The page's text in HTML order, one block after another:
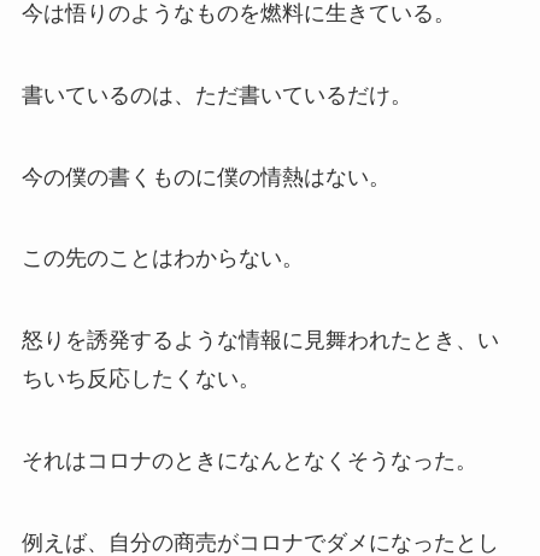
今は悟りのようなものを燃料に生きている。
書いているのは、ただ書いているだけ。
今の僕の書くものに僕の情熱はない。
この先のことはわからない。
怒りを誘発するような情報に見舞われたとき、い
ちいち反応したくない。
それはコロナのときになんとなくそうなった。
例えば、自分の商売がコロナでダメになったとし